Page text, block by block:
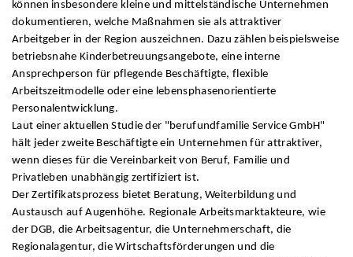
können insbesondere kleine und mittelständische Unternehmen
dokumentieren, welche Maßnahmen sie als attraktiver
Arbeitgeber in der Region auszeichnen. Dazu zählen beispielsweise
betriebsnahe Kinderbetreuungsangebote, eine interne
Ansprechperson für pflegende Beschäftigte, flexible
Arbeitszeitmodelle oder eine lebensphasenorientierte
Personalentwicklung.
Laut einer aktuellen Studie der "berufundfamilie Service GmbH"
hält jeder zweite Beschäftigte ein Unternehmen für attraktiver,
wenn dieses für die Vereinbarkeit von Beruf, Familie und
Privatleben unabhängig zertifiziert ist.
Der Zertifikatsprozess bietet Beratung, Weiterbildung und
Austausch auf Augenhöhe. Regionale Arbeitsmarktakteure, wie
der DGB, die Arbeitsagentur, die Unternehmerschaft, die
Regionalagentur, die Wirtschaftsförderungen und die